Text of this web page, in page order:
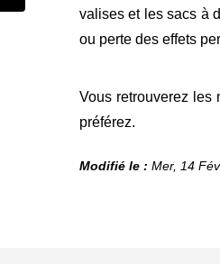
valises et les sacs à
ou perte des effets
Vous retrouverez les
préférez.
Modifié le : Mer, 14